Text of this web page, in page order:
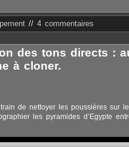
// 4 commentaires
des tons directs :
à cloner.
de nettoyer les poussières sur
les pyramides d’Egypte